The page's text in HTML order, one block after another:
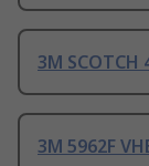
3M
3M 5962F